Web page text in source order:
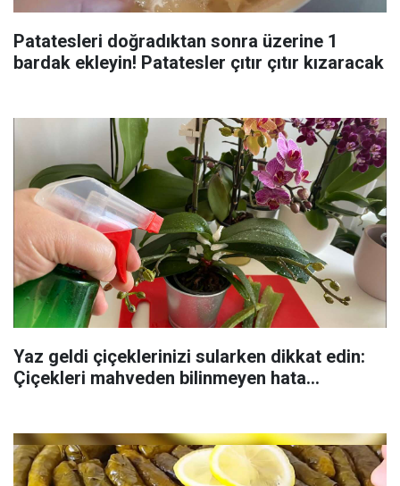
Patatesleri doğradıktan sonra üzerine 1
bardak ekleyin! Patatesler çıtır çıtır kızaracak
Yaz geldi çiçeklerinizi sularken dikkat edin:
Çiçekleri mahveden bilinmeyen hata...